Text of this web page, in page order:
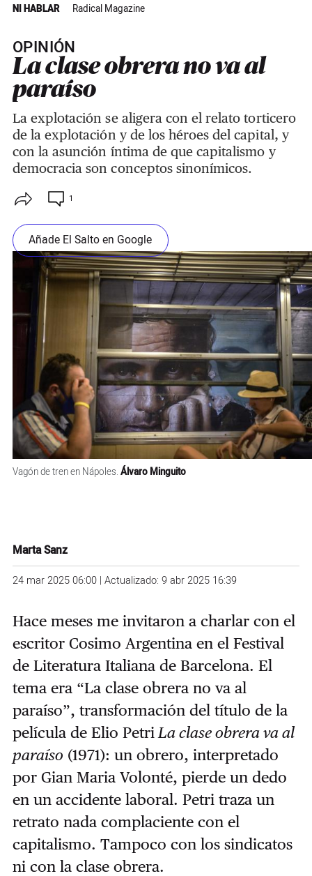
NI HABLAR Radical Magazine
OPINIÓN
La clase obrera no va al
paraíso
La explotación se aligera con el relato torticero
de la explotación y de los héroes del capital, y
con la asunción íntima de que capitalismo y
democracia son conceptos sinonímicos.
1
Añade El Salto en Google
Vagón de tren en Nápoles. Álvaro Minguito
Marta Sanz
24 mar 2025 06:00 | Actualizado: 9 abr 2025 16:39
Hace meses me invitaron a charlar con el
escritor Cosimo Argentina en el Festival
de Literatura Italiana de Barcelona. El
tema era “La clase obrera no va al
paraíso”, transformación del título de la
película de Elio Petri La clase obrera va al
paraíso (1971): un obrero, interpretado
por Gian Maria Volonté, pierde un dedo
en un accidente laboral. Petri traza un
retrato nada complaciente con el
capitalismo. Tampoco con los sindicatos
ni con la clase obrera.